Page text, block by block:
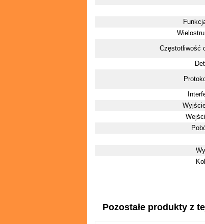
Częstotliwość
Pozostałe produkty z